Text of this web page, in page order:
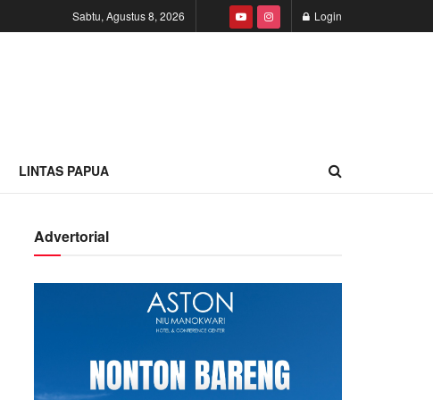
Sabtu, Agustus 8, 2026 Login
LINTAS PAPUA
Advertorial